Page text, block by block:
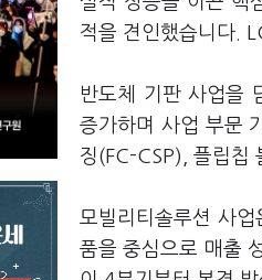
적을 견인했습니다.
반도체 기판 사업을
증가하며 사업 부문
징(FC-CSP), 플립칩
모빌리티솔루션 사
품을 중심으로 매출